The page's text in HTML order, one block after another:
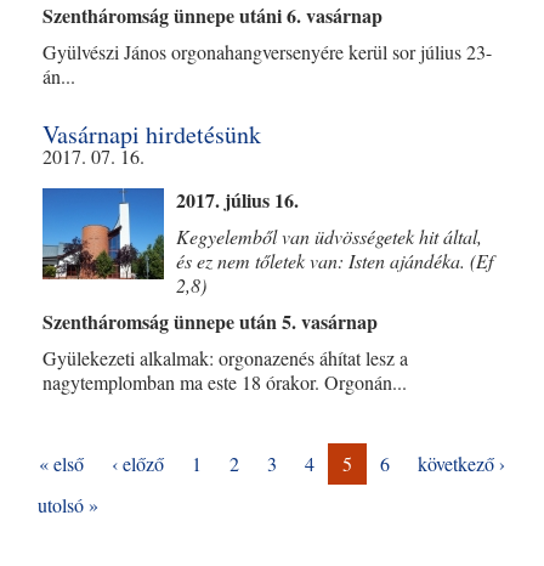
Szentháromság ünnepe utáni 6. vasárnap
Gyülvészi János orgonahangversenyére kerül sor július 23-
án...
Vasárnapi hirdetésünk
2017. 07. 16.
2017. július 16.
Kegyelemből van üdvösségetek hit által,
és ez nem tőletek van: Isten ajándéka. (Ef
2,8)
Szentháromság ünnepe után 5. vasárnap
Gyülekezeti alkalmak: orgonazenés áhítat lesz a
nagytemplomban ma este 18 órakor. Orgonán...
« első ‹ előző 1 2 3 4 5 6
következő ›
utolsó »